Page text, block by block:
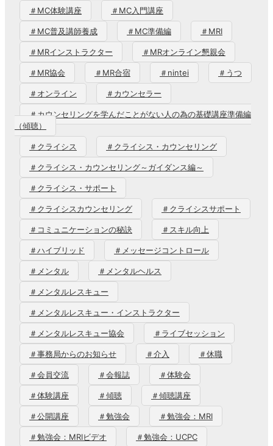
＃MC体験講座 ＃MC入門講座
＃MC普及講師養成 ＃MC準備編 ＃MRI
＃MRインストラクター ＃MRオンライン懇親会
＃MR協会 ＃MR合宿 ＃nintei ＃うつ
＃オンライン ＃カウンセラー
＃カウンセリングを学んだことがない人の為の基礎講座準備編
（傾聴）
＃クライシス ＃クライシス・カウンセリング
＃クライシス・カウンセリング～ガイダンス編～
＃クライシス・サポート
＃クライシスカウンセリング ＃クライシスサポート
＃コミュニケーションの秘訣 ＃スキル向上
＃ハイブリッド ＃メッセージコントロール
＃メンタル ＃メンタルヘルス
＃メンタルレスキュー
＃メンタルレスキュー・インストラクター
＃メンタルレスキュー協会 ＃ライブセッション
＃事務局からのお知らせ ＃介入 ＃休職
＃会員交流 ＃会報誌 ＃体験会
＃体験講座 ＃傾聴 ＃傾聴講座
＃公開講座 ＃勉強会 ＃勉強会：MRI
＃勉強会：MRIビデオ ＃勉強会：UCPC